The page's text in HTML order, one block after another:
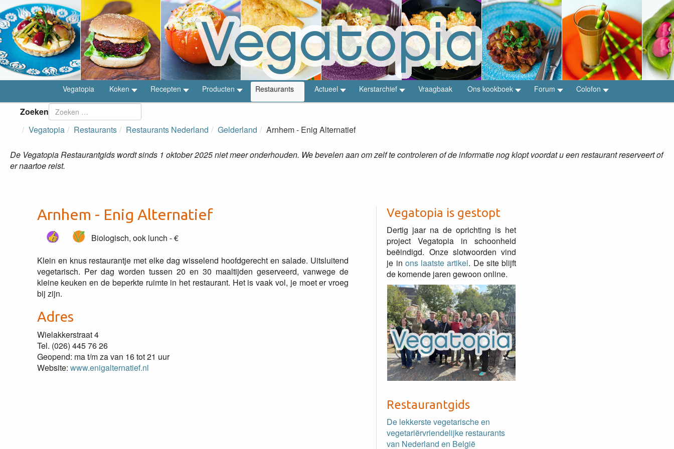
Vegatopia Koken Recepten Producten Restaurants Actueel Kerstarchief Vraagbaak Ons kookboek Forum Colofon
Zoeken
Vegatopia
Restaurants Restaurants Nederland Gelderland Arnhem - Enig Alternatief
De Vegatopia Restaurantgids wordt sinds 1 oktober 2025 niet meer onderhouden. We bevelen aan om zelf te controleren of de informatie nog klopt voordat u een restaurant reserveert of
er naartoe reist.
Arnhem - Enig Alternatief
Biologisch, ook lunch - €
Klein en knus restaurantje met elke dag wisselend hoofdgerecht en salade. Uitsluitend
vegetarisch. Per dag worden tussen 20 en 30 maaltijden geserveerd, vanwege de
kleine keuken en de beperkte ruimte in het restaurant. Het is vaak vol, je moet er vroeg
bij zijn.
Adres
Wielakkerstraat 4
Tel. (026) 445 76 26
Geopend: ma t/m za van 16 tot 21 uur
Website: www.enigalternatief.nl
Vegatopia is gestopt
Dertig jaar na de oprichting is het
project Vegatopia in schoonheid
beëindigd. Onze slotwoorden vind
je in ons laatste artikel. De site blijft
de komende jaren gewoon online.
Restaurantgids
De lekkerste vegetarische en
vegetariërvriendelijke restaurants
van Nederland en België